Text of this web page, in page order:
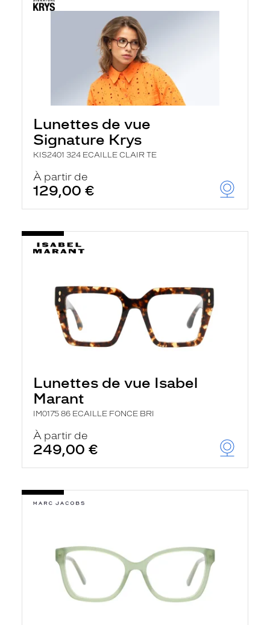
Lunettes de vue
Signature Krys
KIS2401 324 ECAILLE CLAIR TE
À partir de
129,00 €
Lunettes de vue Isabel
Marant
IM0175 86 ECAILLE FONCE BRI
À partir de
249,00 €